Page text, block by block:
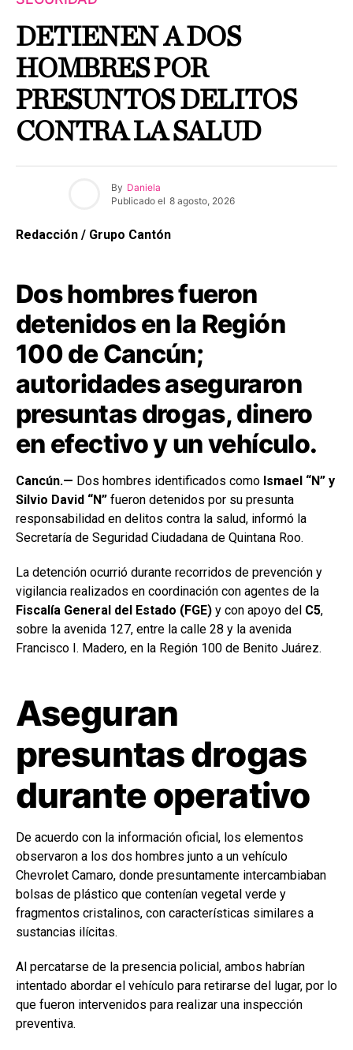
DETIENEN A DOS
HOMBRES POR
PRESUNTOS DELITOS
CONTRA LA SALUD
By Daniela
Publicado el 8 agosto, 2026
Redacción / Grupo Cantón
Dos hombres fueron
detenidos en la Región
100 de Cancún;
autoridades aseguraron
presuntas drogas, dinero
en efectivo y un vehículo.
Cancún.— Dos hombres identificados como Ismael “N” y
Silvio David “N” fueron detenidos por su presunta
responsabilidad en delitos contra la salud, informó la
Secretaría de Seguridad Ciudadana de Quintana Roo.
La detención ocurrió durante recorridos de prevención y
vigilancia realizados en coordinación con agentes de la
Fiscalía General del Estado (FGE) y con apoyo del C5,
sobre la avenida 127, entre la calle 28 y la avenida
Francisco I. Madero, en la Región 100 de Benito Juárez.
Aseguran
presuntas drogas
durante operativo
De acuerdo con la información oficial, los elementos
observaron a los dos hombres junto a un vehículo
Chevrolet Camaro, donde presuntamente intercambiaban
bolsas de plástico que contenían vegetal verde y
fragmentos cristalinos, con características similares a
sustancias ilícitas.
Al percatarse de la presencia policial, ambos habrían
intentado abordar el vehículo para retirarse del lugar, por lo
que fueron intervenidos para realizar una inspección
preventiva.